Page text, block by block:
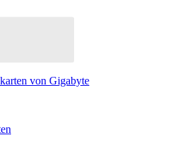
von Gigabyte